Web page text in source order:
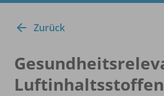
Zurück
Luftinhaltsstoffen